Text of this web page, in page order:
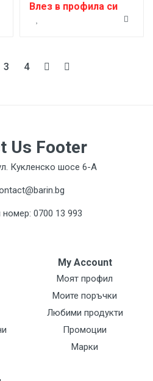
Влез в профила си
3 4
Us Footer
Кукленско шосе 6-А
0700 13 993
My Account
Моят профил
Моите поръчки
Любими продукти
Промоции
Марки